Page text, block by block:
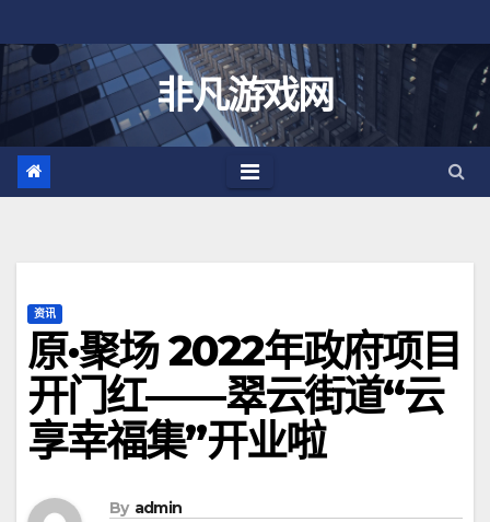
至
非凡游戏网
资讯
原·聚场 2022年政府项目
开门红——翠云街道“云
享幸福集”开业啦
By admin